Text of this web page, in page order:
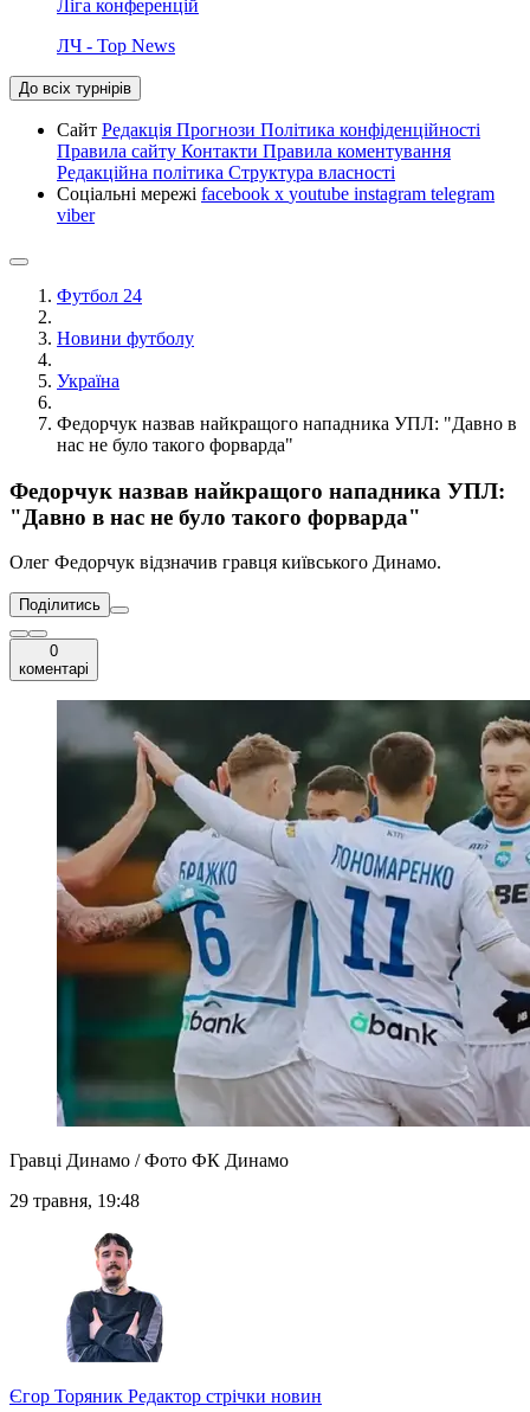
Ліга конференцій
ЛЧ - Top News
До всіх турнірів
Сайт Редакція Прогнози Політика конфіденційності
Правила сайту Контакти Правила коментування
Редакційна політика Структура власності
Соціальні мережі facebook x youtube instagram telegram
viber
Футбол 24
Новини футболу
Україна
Федорчук назвав найкращого нападника УПЛ: "Давно в
нас не було такого форварда"
Федорчук назвав найкращого нападника УПЛ:
"Давно в нас не було такого форварда"
Олег Федорчук відзначив гравця київського Динамо.
Поділитись
0
коментарі
Гравці Динамо / Фото ФК Динамо
29 травня, 19:48
Єгор Торяник Редактор стрічки новин